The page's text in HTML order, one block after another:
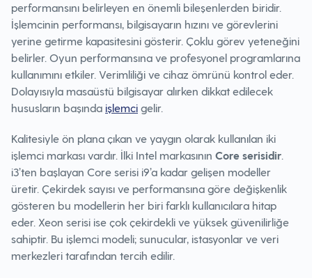
performansını belirleyen en önemli bileşenlerden biridir.
İşlemcinin performansı, bilgisayarın hızını ve görevlerini
yerine getirme kapasitesini gösterir. Çoklu görev yeteneğini
belirler. Oyun performansına ve profesyonel programlarına
kullanımını etkiler. Verimliliği ve cihaz ömrünü kontrol eder.
Dolayısıyla masaüstü bilgisayar alırken dikkat edilecek
hususların başında işlemci gelir.
Kalitesiyle ön plana çıkan ve yaygın olarak kullanılan iki
işlemci markası vardır. İlki Intel markasının Core serisidir.
i3’ten başlayan Core serisi i9’a kadar gelişen modeller
üretir. Çekirdek sayısı ve performansına göre değişkenlik
gösteren bu modellerin her biri farklı kullanıcılara hitap
eder. Xeon serisi ise çok çekirdekli ve yüksek güvenilirliğe
sahiptir. Bu işlemci modeli; sunucular, istasyonlar ve veri
merkezleri tarafından tercih edilir.